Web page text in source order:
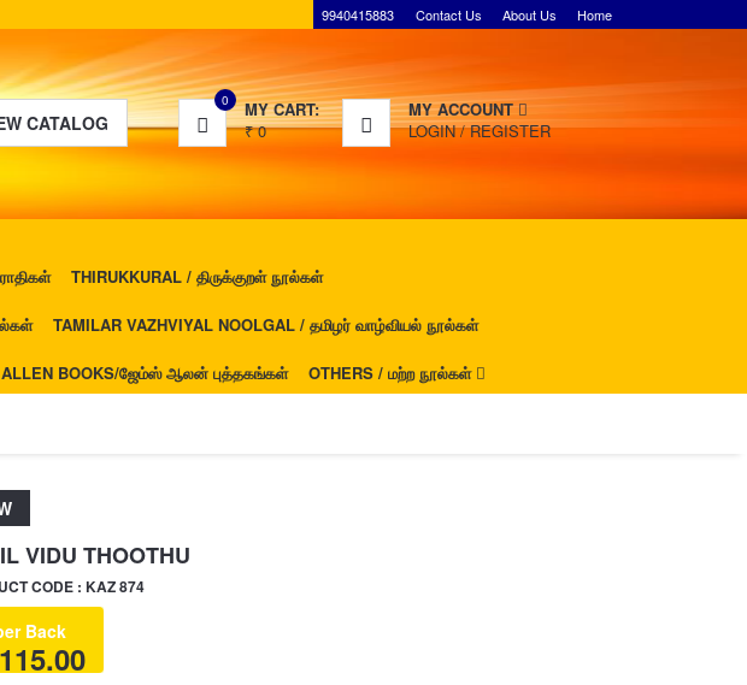
9940415883 Contact Us About Us Home
CATALOG
0
MY CART:
₹0
MY ACCOUNT
LOGIN/REGISTER
THIRUKKURAL / திருக்குறள் நூல்கள்
TAMILAR VAZHVIYAL NOOLGAL / தமிழர் வாழ்வியல் நூல்கள்
ALLEN BOOKS/ஜேம்ஸ் ஆலன் புத்தகங்கள் OTHERS / மற்ற நூல்கள்
VIDU THOOTHU
CODE : KAZ 874
Back